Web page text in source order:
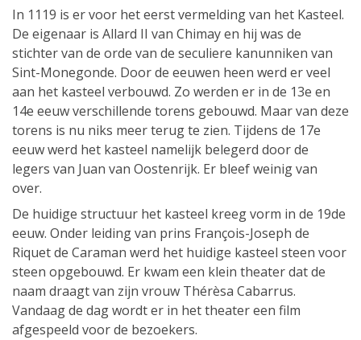
In 1119 is er voor het eerst vermelding van het Kasteel.
De eigenaar is Allard II van Chimay en hij was de
stichter van de orde van de seculiere kanunniken van
Sint-Monegonde. Door de eeuwen heen werd er veel
aan het kasteel verbouwd. Zo werden er in de 13e en
14e eeuw verschillende torens gebouwd. Maar van deze
torens is nu niks meer terug te zien. Tijdens de 17e
eeuw werd het kasteel namelijk belegerd door de
legers van Juan van Oostenrijk. Er bleef weinig van
over.
De huidige structuur het kasteel kreeg vorm in de 19de
eeuw. Onder leiding van prins François-Joseph de
Riquet de Caraman werd het huidige kasteel steen voor
steen opgebouwd. Er kwam een klein theater dat de
naam draagt van zijn vrouw Thérèsa Cabarrus.
Vandaag de dag wordt er in het theater een film
afgespeeld voor de bezoekers.